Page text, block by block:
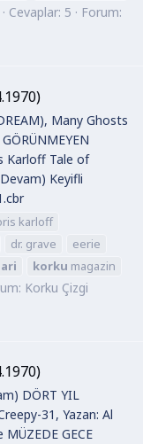
Cevaplar: 5
Forum:
Many Ghosts
Karloff Tale of
Keyifli
karloff
dr. grave
eerie
korku magazin
Korku Çizgi
DÖRT YIL
31, Yazan: Al
GECE